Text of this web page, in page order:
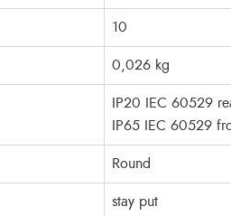
10
0,026 kg
IP20 IEC 60529
IP65 IEC 60529
Round
stay put